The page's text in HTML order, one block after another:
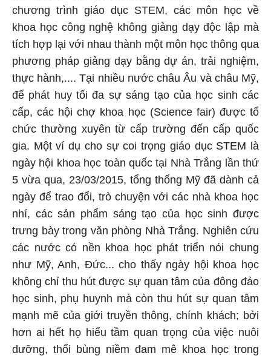
chương trình giáo dục STEM, các môn học về
khoa học công nghệ không giảng dạy độc lập mà
tích hợp lại với nhau thành một môn học thông qua
phương pháp giảng dạy bằng dự án, trải nghiệm,
thực hành,.... Tại nhiều nước châu Âu và châu Mỹ,
để phát huy tối đa sự sáng tạo của học sinh các
cấp, các hội chợ khoa học (Science fair) được tổ
chức thường xuyên từ cấp trường đến cấp quốc
gia. Một ví dụ cho sự coi trọng giáo dục STEM là
ngày hội khoa học toàn quốc tại Nhà Trắng lần thứ
5 vừa qua, 23/03/2015, tổng thống Mỹ đã dành cả
ngày để trao đổi, trò chuyện với các nhà khoa học
nhí, các sản phẩm sáng tạo của học sinh được
trưng bày trong văn phòng Nhà Trắng. Nghiên cứu
các nước có nền khoa học phát triển nói chung
như Mỹ, Anh, Đức... cho thấy ngày hội khoa học
không chỉ thu hút được sự quan tâm của đông đảo
học sinh, phụ huynh mà còn thu hút sự quan tâm
mạnh mẽ của giới truyền thông, chính khách; bởi
hơn ai hết họ hiểu tầm quan trọng của việc nuôi
dưỡng, thổi bùng niềm đam mê khoa học trong